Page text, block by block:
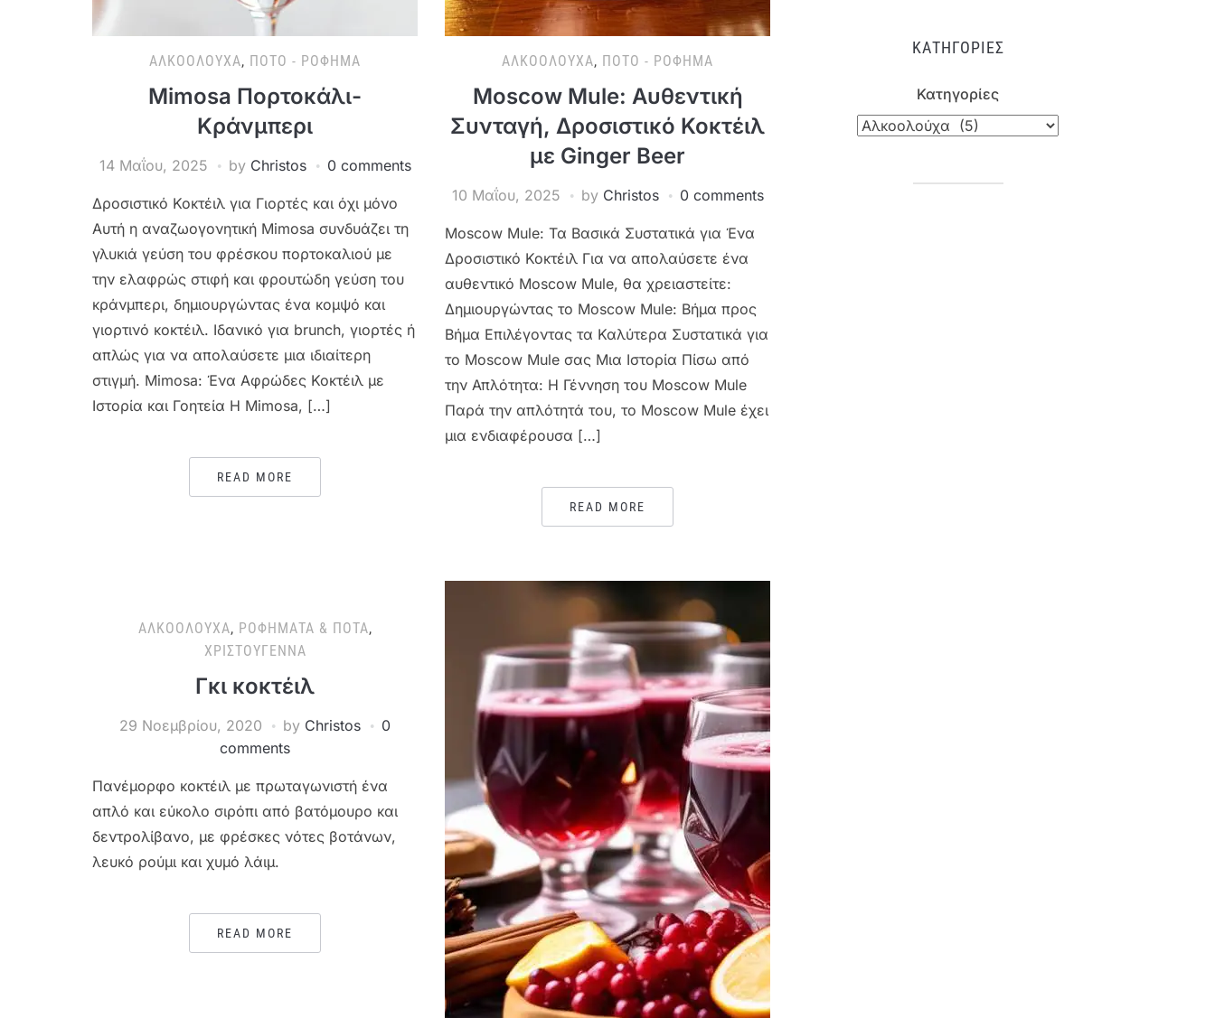
ΑΛΚΟΟΛΟΎΧΑ, ΠΟΤΌ - ΡΌΦΗΜΑ
Mimosa Πορτοκάλι-
Κράνμπερι
14 Μαΐου, 2025 by Christos 0 comments
Δροσιστικό Κοκτέιλ για Γιορτές και όχι μόνο
Αυτή η αναζωογονητική Mimosa συνδυάζει τη
γλυκιά γεύση του φρέσκου πορτοκαλιού με
την ελαφρώς στιφή και φρουτώδη γεύση του
κράνμπερι, δημιουργώντας ένα κομψό και
γιορτινό κοκτέιλ. Ιδανικό για brunch, γιορτές ή
απλώς για να απολαύσετε μια ιδιαίτερη
στιγμή. Mimosa: Ένα Αφρώδες Κοκτέιλ με
Ιστορία και Γοητεία Η Mimosa, […]
READ MORE
ΑΛΚΟΟΛΟΎΧΑ, ΠΟΤΌ - ΡΌΦΗΜΑ
Moscow Mule: Αυθεντική
Συνταγή, Δροσιστικό Κοκτέιλ
με Ginger Beer
10 Μαΐου, 2025 by Christos 0 comments
Moscow Mule: Τα Βασικά Συστατικά για Ένα
Δροσιστικό Κοκτέιλ Για να απολαύσετε ένα
αυθεντικό Moscow Mule, θα χρειαστείτε:
Δημιουργώντας το Moscow Mule: Βήμα προς
Βήμα Επιλέγοντας τα Καλύτερα Συστατικά για
το Moscow Mule σας Μια Ιστορία Πίσω από
την Απλότητα: Η Γέννηση του Moscow Mule
Παρά την απλότητά του, το Moscow Mule έχει
μια ενδιαφέρουσα […]
READ MORE
ΑΛΚΟΟΛΟΎΧΑ, ΡΟΦΉΜΑΤΑ & ΠΟΤΆ,
ΧΡΙΣΤΟΎΓΕΝΝΑ
Γκι κοκτέιλ
29 Νοεμβρίου, 2020 by Christos
0
comments
Πανέμορφο κοκτέιλ με πρωταγωνιστή ένα
απλό και εύκολο σιρόπι από βατόμουρο και
δεντρολίβανο, με φρέσκες νότες βοτάνων,
λευκό ρούμι και χυμό λάιμ.
READ MORE
ΚΑΤΗΓΟΡΊΕΣ
Κατηγορίες